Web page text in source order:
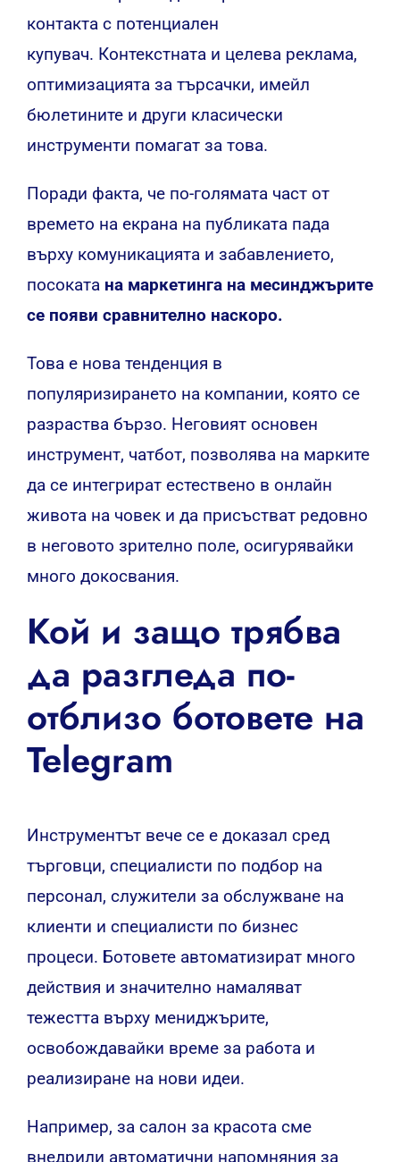
контакта с потенциален
купувач. Контекстната и целева реклама,
оптимизацията за търсачки, имейл
бюлетините и други класически
инструменти помагат за това.
Поради факта, че по-голямата част от
времето на екрана на публиката пада
върху комуникацията и забавлението,
посоката на маркетинга на месинджърите
се появи сравнително наскоро.
Това е нова тенденция в
популяризирането на компании, която се
разраства бързо. Неговият основен
инструмент, чатбот, позволява на марките
да се интегрират естествено в онлайн
живота на човек и да присъстват редовно
в неговото зрително поле, осигурявайки
много докосвания.
Кой и защо трябва
да разгледа по-
отблизо ботовете на
Telegram
Инструментът вече се е доказал сред
търговци, специалисти по подбор на
персонал, служители за обслужване на
клиенти и специалисти по бизнес
процеси. Ботовете автоматизират много
действия и значително намаляват
тежестта върху мениджърите,
освобождавайки време за работа и
реализиране на нови идеи.
Например, за салон за красота сме
внедрили автоматични напомняния за